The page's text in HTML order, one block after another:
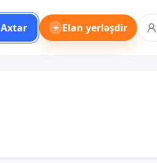
Axtar + Elan yerləşdir